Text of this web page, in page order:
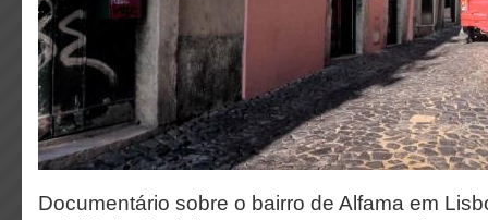
Documentário sobre o bairro de Alfama em